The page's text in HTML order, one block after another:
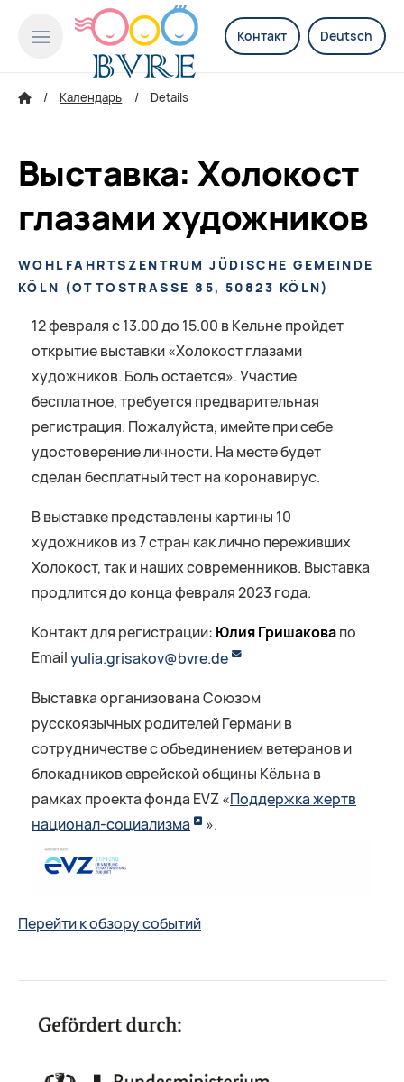
Контакт Deutsch
Календарь Details
Выставка: Холокост
глазами художников
WOHLFAHRTSZENTRUM JÜDISCHE GEMEINDE
KÖLN (OTTOSTRASSE 85, 50823 KÖLN )
12 февраля с 13.00 до 15.00 в Кельне пройдет
открытие выставки «Холокост глазами
художников. Боль остается». Участие
бесплатное, требуется предварительная
регистрация. Пожалуйста, имейте при себе
удостоверение личности. На месте будет
сделан бесплатный тест на коронавирус.
В выставке представлены картины 10
художников из 7 стран как лично переживших
Холокост, так и наших современников. Выставка
продлится до конца февраля 2023 года.
Контакт для регистрации: Юлия Гришаковапо
Emailyulia.grisakov@bvre.de
Выставка организована Союзом
русскоязычных родителей Германи в
сотрудничестве с объединением ветеранов и
блокадников еврейской общины Кёльна в
рамках проекта фонда EVZ «Поддержка жертв
национал-социализма
».
Перейти к обзору событий